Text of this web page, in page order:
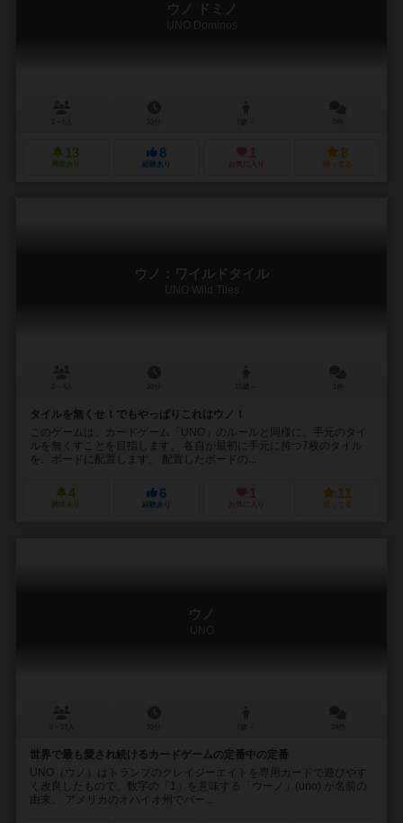
ウノ ドミノ
UNO Dominos
13
興味あり
8
経験あり
1
お気に入り
8
持ってる
ウノ：ワイルドタイル
UNO Wild Tiles
タイルを無くせ！でもやっぱりこれはウノ！
このゲームは、カードゲーム「UNO」のルールと同様に、手元のタイ
ルを無くすことを目指します。 各自が最初に手元に持つ7枚のタイル
を、ボードに配置します。 配置したボードの...
4
興味あり
6
経験あり
1
お気に入り
11
持ってる
ウノ
UNO
世界で最も愛され続けるカードゲームの定番中の定番
UNO（ウノ）はトランプのクレイジーエイトを専用カードで遊びやす
く改良したもので、数字の「1」を意味する「ウーノ」(uno) が名前の
由来。 アメリカのオハイオ州でバー...